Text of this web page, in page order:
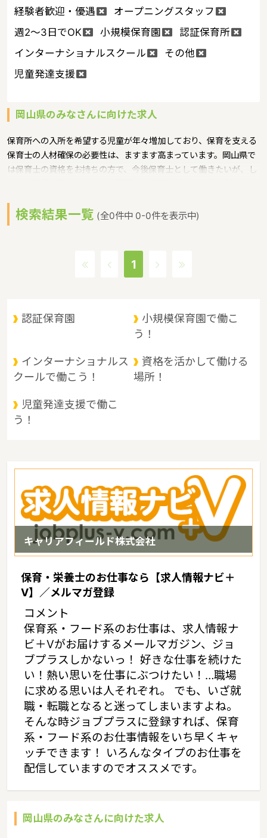
経験者歓迎・優遇
オープニングスタッフ
週2～3日でOK
小規模保育園
認証保育所
インターナショナルスクール
その他
児童発達支援
岡山県のみなさんに向けた求人
保育所への入所を希望する児童が年々増加しており、保育を支える
保育士の人材確保の必要性は、ますます高まっています。岡山県で
は保育士の資格をお持ちの方で、今後保育士として働きたいが、し
に関する取り組みを行っています。
岡山県の政令指定都市は岡山市、人口は1910139人（2017/5/1現
士求人倍率が1.7となっています。（2017年10月現在）岡山県の市
町村は27。岡山県の家賃相場：5.6万円（2017年10月賃貸住宅 D-
接。南は瀬戸内海を臨んで四国に、北は山陰地方と接しており、 中
四国地方の交通の要衝として古くから重要な位置にあります。県北
部は、中国山地と盆地、中部は吉備高原などの丘陵地、南部は平野
に大きく分けられます。 県北部は山と温泉に、南部は穏やかな海と
多島美に恵まれているというような特徴があるエリアです。
検索結果一覧 (全0件中 0-0件を表示中)
1
認証保育園
小規模保育園で働こ
う！
インターナショナルス
クールで働こう！
資格を活かして働ける
場所！
児童発達支援で働こ
う！
キャリアフィールド株式会社
保育・栄養士のお仕事なら【求人情報ナビ＋
V】／メルマガ登録
コメント
保育系・フード系のお仕事は、求人情報ナ
ビ＋Vがお届けするメールマガジン、ジョ
ブプラスしかないっ！ 好きな仕事を続けた
い！熱い思いを仕事にぶつけたい！…職場
に求める思いは人それぞれ。 でも、いざ就
職・転職となると迷ってしまいますよね。
そんな時ジョブプラスに登録すれば、保育
系・フード系のお仕事情報をいち早くキャ
ッチできます！ いろんなタイプのお仕事を
配信していますのでオススメです。
岡山県のみなさんに向けた求人